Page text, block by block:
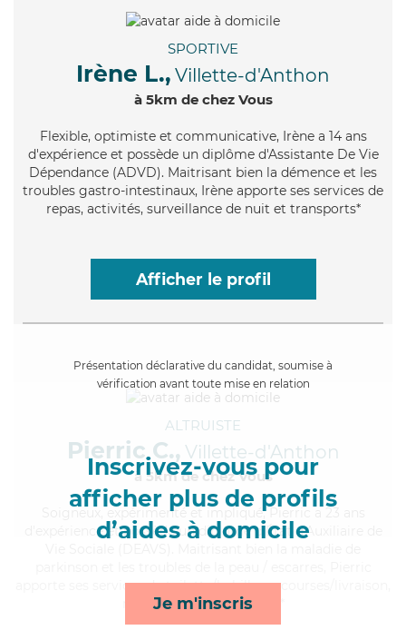
SPORTIVE
Irène L., Villette-d'Anthon
à 5km de chez Vous
Flexible, optimiste et communicative, Irène a 14 ans
d'expérience et possède un diplôme d'Assistante De Vie
Dépendance (ADVD). Maitrisant bien la démence et les
troubles gastro-intestinaux, Irène apporte ses services de
repas, activités, surveillance de nuit et transports*
Afficher le profil
Présentation déclarative du candidat, soumise à
vérification avant toute mise en relation
Inscrivez-vous pour
afficher plus de profils
d’aides à domicile
Je m'inscris
ALTRUISTE
Pierric C., Villette-d'Anthon
à 5km de chez Vous
, expérimenté et impliqué, Pierric a 23 ans
d'expérience et possède un diplôme d'État d'Auxiliaire de
apporte ses services de toilette/habillage, courses/livraison,
ménage et lever/coucher*